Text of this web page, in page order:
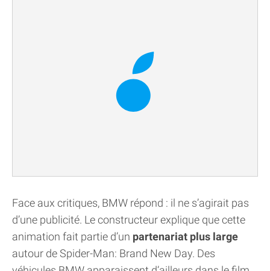
Face aux critiques, BMW répond : il ne s’agirait pas
d’une publicité. Le constructeur explique que cette
animation fait partie d’un partenariat plus large
autour de Spider-Man: Brand New Day. Des